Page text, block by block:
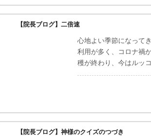
【院長ブログ】二倍速
心地よい季節になって
利用が多く、コロナ禍
穫が終わり、今はルッ
【院長ブログ】神様のクイズのつづき